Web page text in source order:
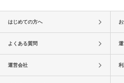
はじめての方へ
よくある質問
運営会社